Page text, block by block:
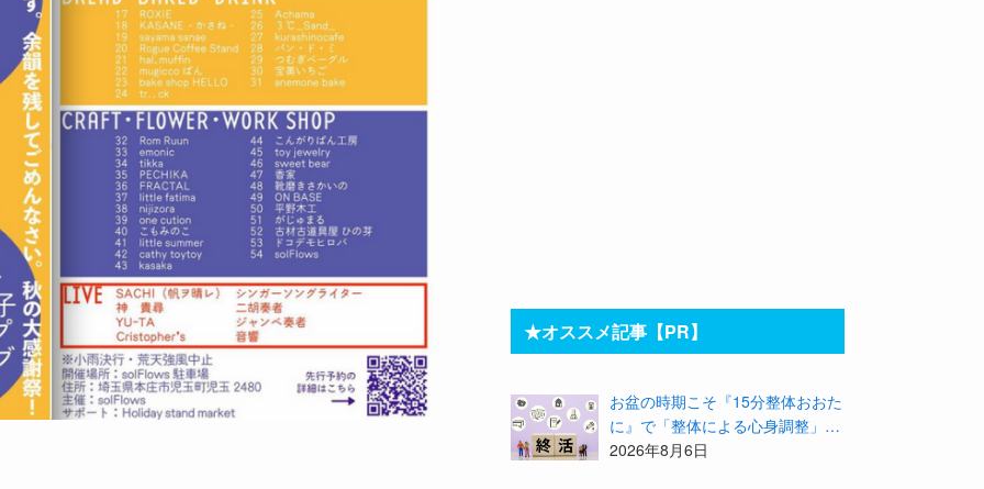
★オススメ記事【PR】
お盆の時期こそ『15分整体おおた
に』で「整体による心身調整」と
「アドバイザーによる身辺整理の
2026年8月6日